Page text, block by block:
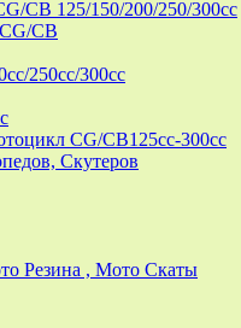
CB 125/150/200/250/300cc
CB
250cc/300cc
CG/CB125cc-300сс
Скутеров
Резина , Мото Скаты